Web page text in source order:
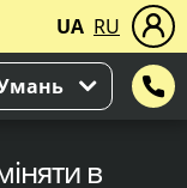
UA RU
в